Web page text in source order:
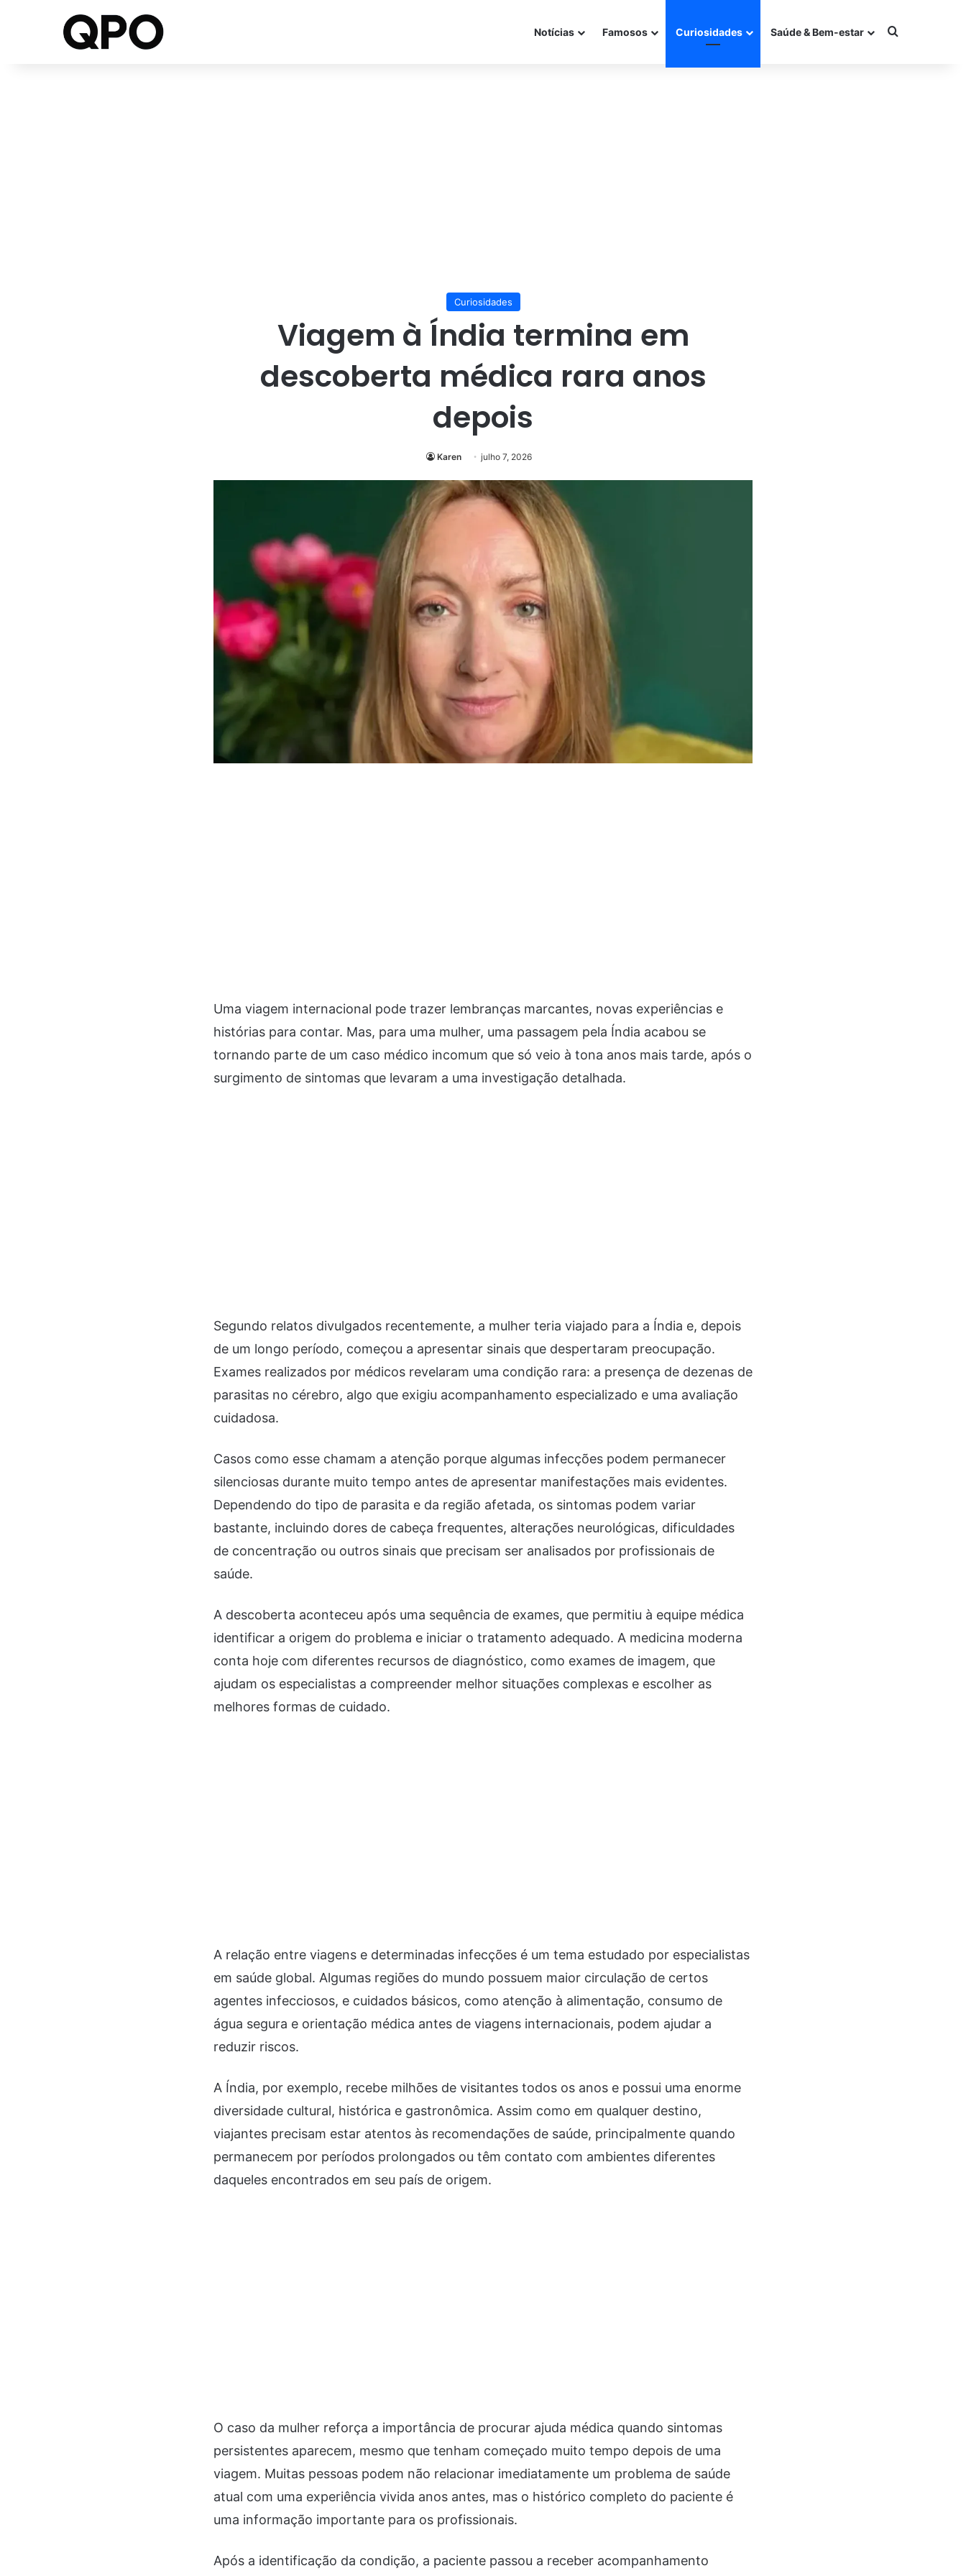
Notícias Famosos Curiosidades Saúde & Bem-estar Procurar por
Curiosidades
Viagem à Índia termina em
descoberta médica rara anos
depois
Karen julho 7, 2026
Uma viagem internacional pode trazer lembranças marcantes, novas experiências e
histórias para contar. Mas, para uma mulher, uma passagem pela Índia acabou se
tornando parte de um caso médico incomum que só veio à tona anos mais tarde, após o
surgimento de sintomas que levaram a uma investigação detalhada.
Segundo relatos divulgados recentemente, a mulher teria viajado para a Índia e, depois
de um longo período, começou a apresentar sinais que despertaram preocupação.
Exames realizados por médicos revelaram uma condição rara: a presença de dezenas de
parasitas no cérebro, algo que exigiu acompanhamento especializado e uma avaliação
cuidadosa.
Casos como esse chamam a atenção porque algumas infecções podem permanecer
silenciosas durante muito tempo antes de apresentar manifestações mais evidentes.
Dependendo do tipo de parasita e da região afetada, os sintomas podem variar
bastante, incluindo dores de cabeça frequentes, alterações neurológicas, dificuldades
de concentração ou outros sinais que precisam ser analisados por profissionais de
saúde.
A descoberta aconteceu após uma sequência de exames, que permitiu à equipe médica
identificar a origem do problema e iniciar o tratamento adequado. A medicina moderna
conta hoje com diferentes recursos de diagnóstico, como exames de imagem, que
ajudam os especialistas a compreender melhor situações complexas e escolher as
melhores formas de cuidado.
A relação entre viagens e determinadas infecções é um tema estudado por especialistas
em saúde global. Algumas regiões do mundo possuem maior circulação de certos
agentes infecciosos, e cuidados básicos, como atenção à alimentação, consumo de
água segura e orientação médica antes de viagens internacionais, podem ajudar a
reduzir riscos.
A Índia, por exemplo, recebe milhões de visitantes todos os anos e possui uma enorme
diversidade cultural, histórica e gastronômica. Assim como em qualquer destino,
viajantes precisam estar atentos às recomendações de saúde, principalmente quando
permanecem por períodos prolongados ou têm contato com ambientes diferentes
daqueles encontrados em seu país de origem.
O caso da mulher reforça a importância de procurar ajuda médica quando sintomas
persistentes aparecem, mesmo que tenham começado muito tempo depois de uma
viagem. Muitas pessoas podem não relacionar imediatamente um problema de saúde
atual com uma experiência vivida anos antes, mas o histórico completo do paciente é
uma informação importante para os profissionais.
Após a identificação da condição, a paciente passou a receber acompanhamento